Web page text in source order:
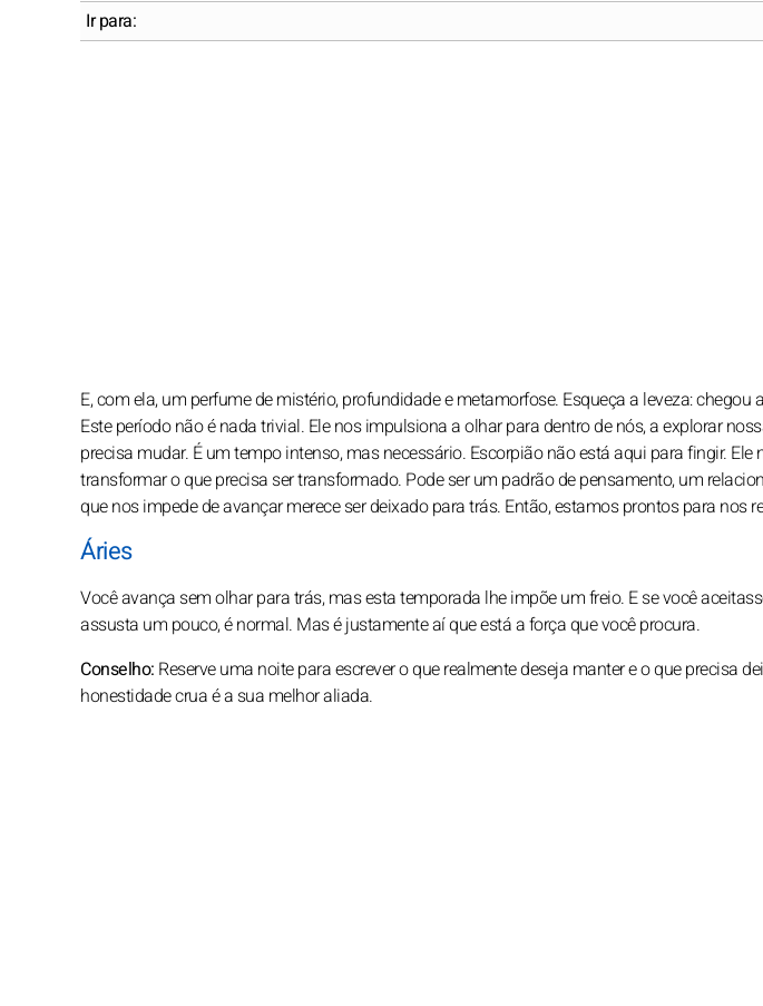
Ir para:
E, com ela, um perfume de mistério, profundidade e metamorfose. Esqueça a leveza:
Este período não é nada trivial. Ele nos impulsiona a olhar para dentro de nós, a explorar
precisa mudar. É um tempo intenso, mas necessário. Escorpião não está aqui para fingir.
transformar o que precisa ser transformado. Pode ser um padrão de pensamento, um
que nos impede de avançar merece ser deixado para trás. Então, estamos prontos para nos
Áries
Você avança sem olhar para trás, mas esta temporada lhe impõe um freio. E se você
assusta um pouco, é normal. Mas é justamente aí que está a força que você procura.
Conselho: Reserve uma noite para escrever o que realmente deseja manter e o que precisa
honestidade crua é a sua melhor aliada.